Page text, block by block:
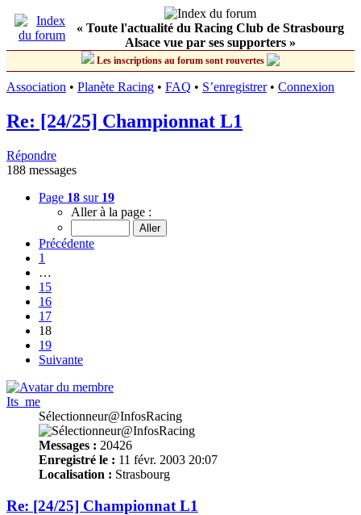
« Toute l'actualité du Racing Club de Strasbourg
Alsace vue par ses supporters »
Les inscriptions au forum sont rouvertes
Association • Planète Racing • FAQ • S’enregistrer• Connexion
Re: [24/25] Championnat L1
Répondre
188 messages
Page 18 sur 19
Aller à la page :
Précédente
1
…
15
16
17
18
19
Suivante
Its_me
Sélectionneur@InfosRacing
Messages : 20426
Enregistré le : 11 févr. 2003 20:07
Localisation : Strasbourg
Re: [24/25] Championnat L1